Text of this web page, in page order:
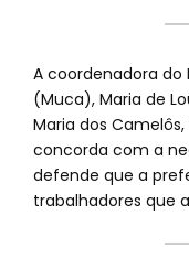
A coordenadora do
(Muca), Maria de
Maria dos
concorda com a
defende que a
trabalhadores que